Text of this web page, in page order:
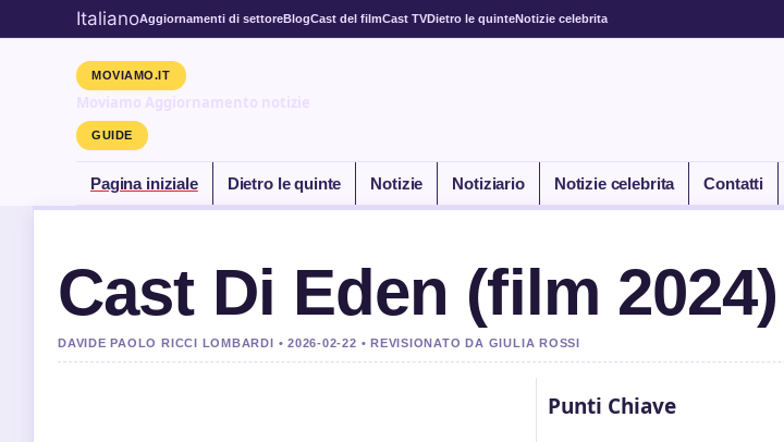
ItalianoAggiornamenti di settoreBlogCast del filmCast TVDietro le quinteNotizie celebrita
MOVIAMO.IT
Moviamo Aggiornamento notizie
GUIDE
Pagina iniziale Dietro le quinte Notizie Notiziario Notizie celebrita Contatti
Cast Di Eden (film 2024)
DAVIDE PAOLO RICCI LOMBARDI • 2026-02-22 • REVISIONATO DA GIULIA ROSSI
Punti Chiave